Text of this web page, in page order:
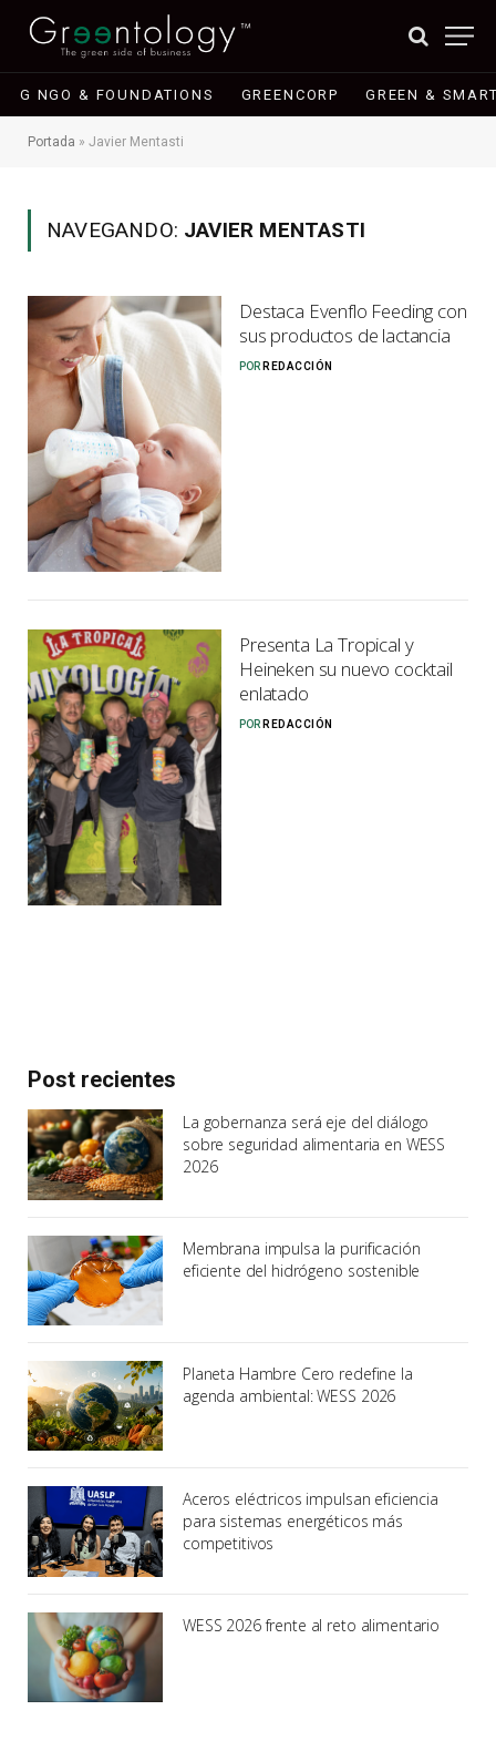
G NGO & FOUNDATIONS GREENCORP GREEN &
Portada » Javier Mentasti
NAVEGANDO: JAVIER MENTASTI
Destaca Evenflo Feeding con
sus productos de lactancia
POR REDACCIÓN
Presenta La Tropical y
Heineken su nuevo cocktail
enlatado
POR REDACCIÓN
Post recientes
La gobernanza será eje del diálogo
sobre seguridad alimentaria en WESS
2026
Membrana impulsa la purificación
eficiente del hidrógeno sostenible
Planeta Hambre Cero redefine la
agenda ambiental: WESS 2026
Aceros eléctricos impulsan eficiencia
para sistemas energéticos más
competitivos
WESS 2026 frente al reto alimentario